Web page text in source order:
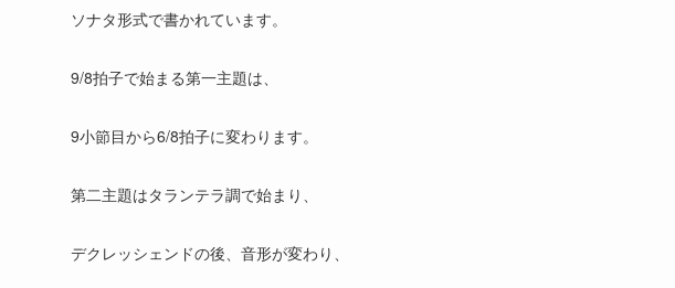
ソナタ形式で書かれています。
9/8拍子で始まる第一主題は、
9小節目から6/8拍子に変わります。
第二主題はタランテラ調で始まり、
デクレッシェンドの後、音形が変わり、